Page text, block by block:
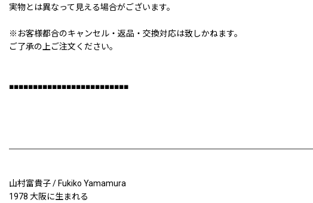
実物とは異なって見える場合がございます。
※お客様都合のキャンセル・返品・交換対応は致しかねます。
ご了承の上ご注文ください。
■■■■■■■■■■■■■■■■■■■■■■■■■
山村富貴子 / Fukiko Yamamura
1978 大阪に生まれる